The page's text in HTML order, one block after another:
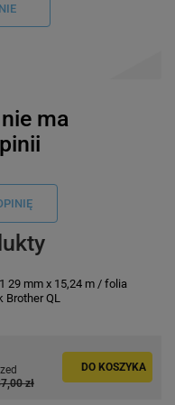
ma
29 mm x 15,24 m / folia
QL
zł
DO KOSZYKA